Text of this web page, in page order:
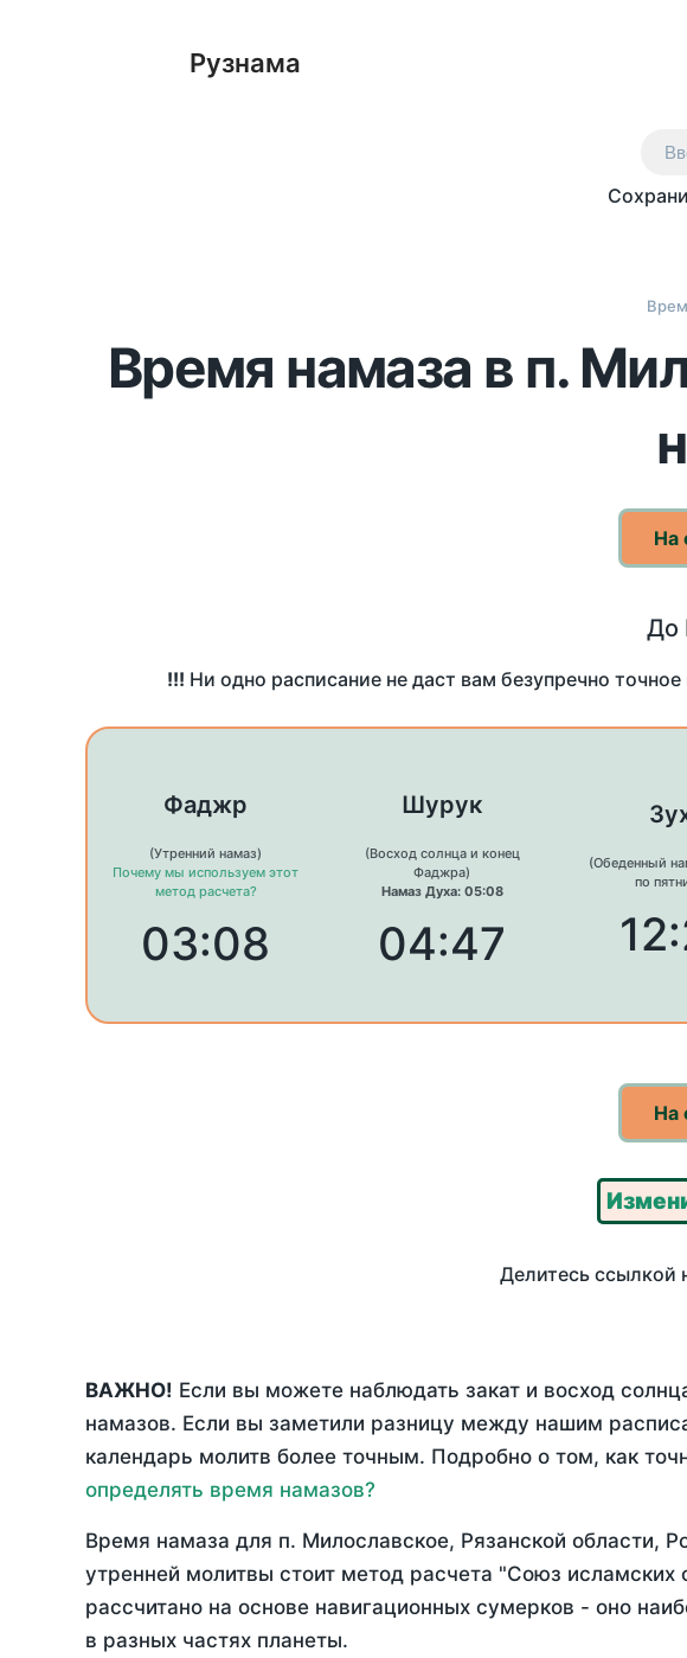
Рузнама
Время намаза в п.
На
До
!!! Ни одно расписание не даст вам безупречно
Фаджр
(Утренний намаз)
Почему мы используем этот
метод расчета?
03:08
Шурук
(Восход солнца и конец
Фаджра)
Намаз Духа: 05:08
04:47
(Обеденный
по
На
Делитесь ссылкой
ВАЖНО! Если вы можете наблюдать закат и восход
намазов. Если вы заметили разницу между нашим
календарь молитв более точным. Подробно о том, как
определять время намазов?
Время намаза для п. Милославское, Рязанской области,
утренней молитвы стоит метод расчета "Союз
рассчитано на основе навигационных сумерков - оно
в разных частях планеты.